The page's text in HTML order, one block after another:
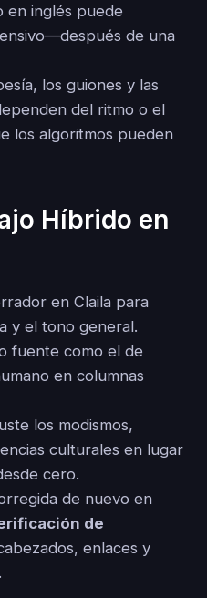
en inglés puede
de una
los guiones y las
del ritmo o el
los algoritmos pueden
Híbrido en
en Claila para
y el tono general.
fuente como el de
en columnas
los modismos,
culturales en lugar
cero.
de nuevo en
de
enlaces y